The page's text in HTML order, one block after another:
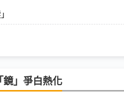
鏡」爭白熱化